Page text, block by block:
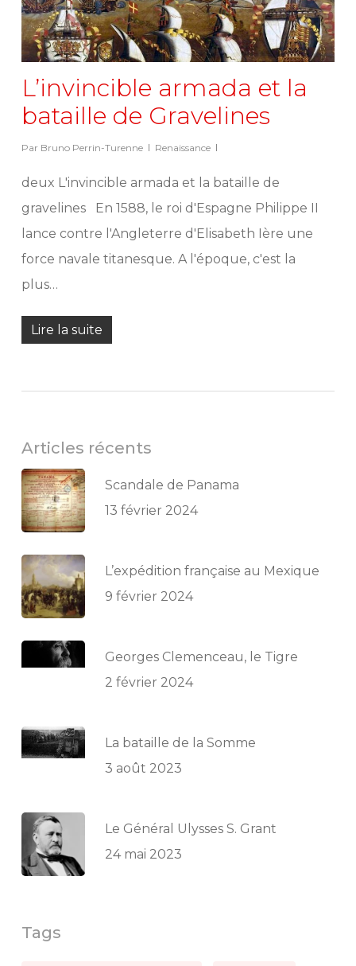
L’invincible armada et la
bataille de Gravelines
Par Bruno Perrin-Turenne Renaissance
deux L'invincible armada et la bataille de
gravelines En 1588, le roi d'Espagne Philippe II
lance contre l'Angleterre d'Elisabeth Ière une
force navale titanesque. A l'époque, c'est la
plus…
Lire la suite
Articles récents
Scandale de Panama
13 février 2024
L’expédition française au Mexique
9 février 2024
Georges Clemenceau, le Tigre
2 février 2024
La bataille de la Somme
3 août 2023
Le Général Ulysses S. Grant
24 mai 2023
Tags